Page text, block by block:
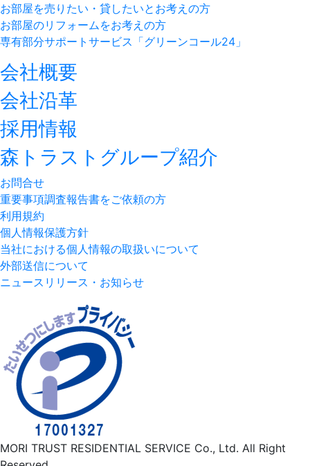
お部屋を売りたい・貸したいとお考えの方
お部屋のリフォームをお考えの方
専有部分サポートサービス「グリーンコール24」
会社概要
会社沿革
採用情報
森トラストグループ紹介
お問合せ
重要事項調査報告書をご依頼の方
利用規約
個人情報保護方針
当社における個人情報の取扱いについて
外部送信について
ニュースリリース・お知らせ
MORI TRUST RESIDENTIAL SERVICE Co., Ltd. All Right